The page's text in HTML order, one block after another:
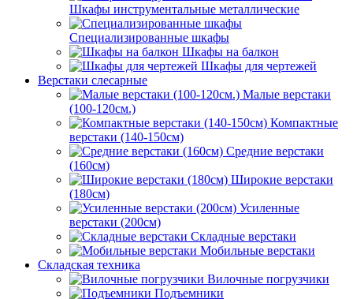
Шкафы инструментальные металлические
Специализированные шкафы
Шкафы на балкон
Шкафы для чертежей
Верстаки слесарные
Малые верстаки
(100-120см.)
Компактные
верстаки (140-150см)
Средние верстаки
(160см)
Широкие верстаки
(180см)
Усиленные
верстаки (200см)
Складные верстаки
Мобильные верстаки
Складская техника
Вилочные погрузчики
Подъемники